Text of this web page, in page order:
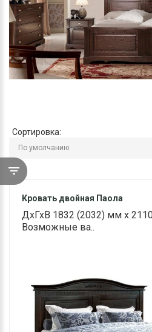
Сортировка:
Кровать двойная Паола
ДхГхВ 1832 (2032) мм х
Возможные ва..